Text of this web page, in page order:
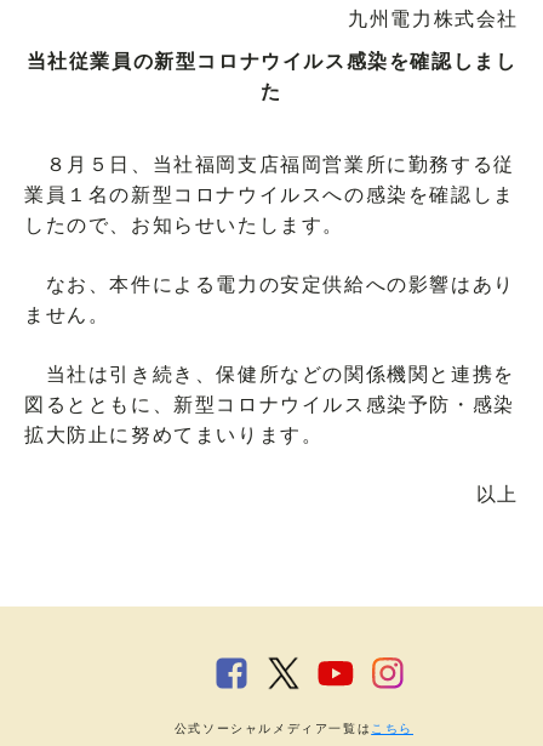
九州電力株式会社
当社従業員の新型コロナウイルス感染を確認しまし
た
８月５日、当社福岡支店福岡営業所に勤務する従
業員１名の新型コロナウイルスへの感染を確認しま
したので、お知らせいたします。
なお、本件による電力の安定供給への影響はあり
ません。
当社は引き続き、保健所などの関係機関と連携を
図るとともに、新型コロナウイルス感染予防・感染
拡大防止に努めてまいります。
以上
公式ソーシャルメディア一覧は こちら